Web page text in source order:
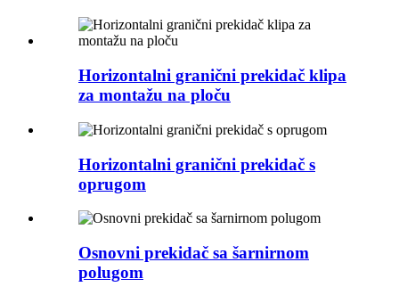
Horizontalni granični prekidač klipa
za montažu na ploču
Horizontalni granični prekidač s
oprugom
Osnovni prekidač sa šarnirnom
polugom